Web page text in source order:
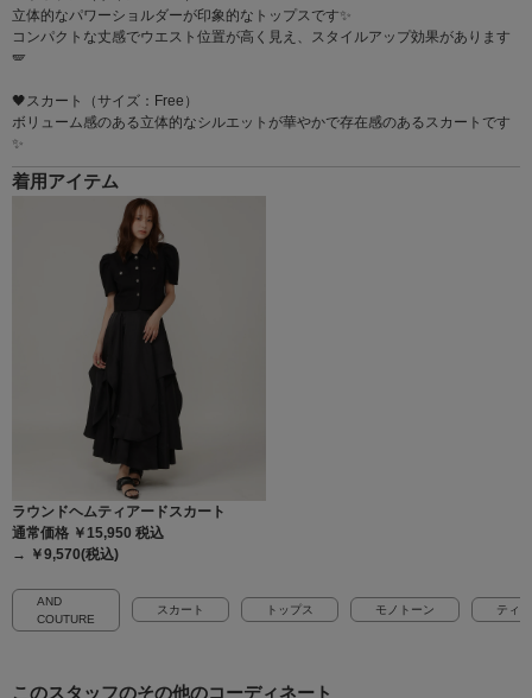
立体的なパワーショルダーが印象的なトップスです✨
コンパクトな丈感でウエスト位置が高く見え、スタイルアップ効果があります
🪽
🖤スカート（サイズ：Free）
ボリューム感のある立体的なシルエットが華やかで存在感のあるスカートです
✨
着用アイテム
ラウンドヘムティアードスカート
通常価格 ￥15,950 税込
→ ￥9,570(税込)
AND
COUTURE
スカート トップス モノトーン ティ
このスタッフのその他のコーディネート